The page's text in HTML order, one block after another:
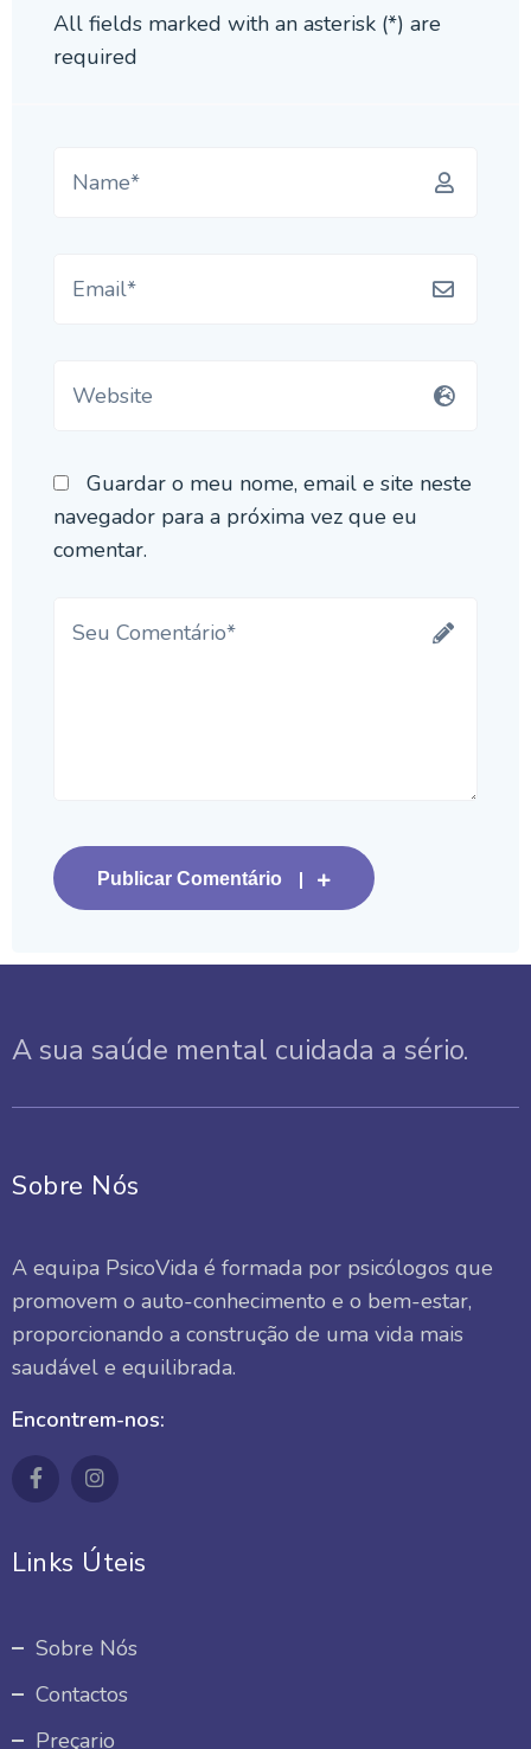
All fields marked with an asterisk (*) are
required
Guardar o meu nome, email e site neste
navegador para a próxima vez que eu
comentar.
Publicar Comentário
A sua saúde mental cuidada a sério.
Sobre Nós
A equipa PsicoVida é formada por psicólogos que
promovem o auto-conhecimento e o bem-estar,
proporcionando a construção de uma vida mais
saudável e equilibrada.
Encontrem-nos:
Links Úteis
Sobre Nós
Contactos
Preçario